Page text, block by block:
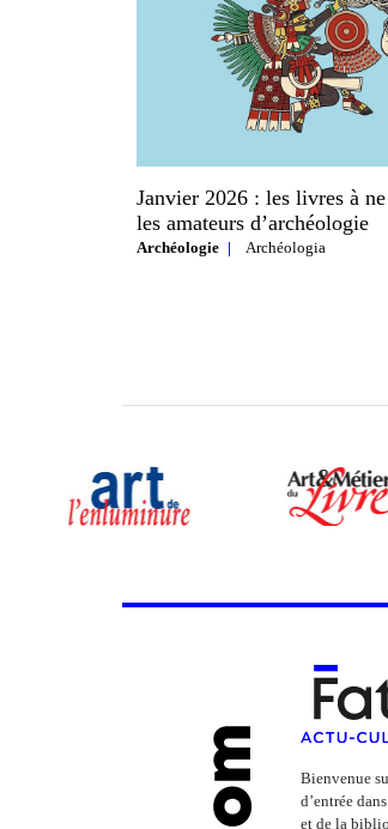
Janvier 2026 : les livres à
les amateurs d’archéologie
Archéologie Archéologia
Bienvenue
d’entrée
et de la